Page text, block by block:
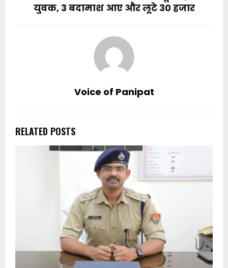
युवक, 3 बदामाश आए और लूटे 30 हजार
Voice of Panipat
RELATED POSTS